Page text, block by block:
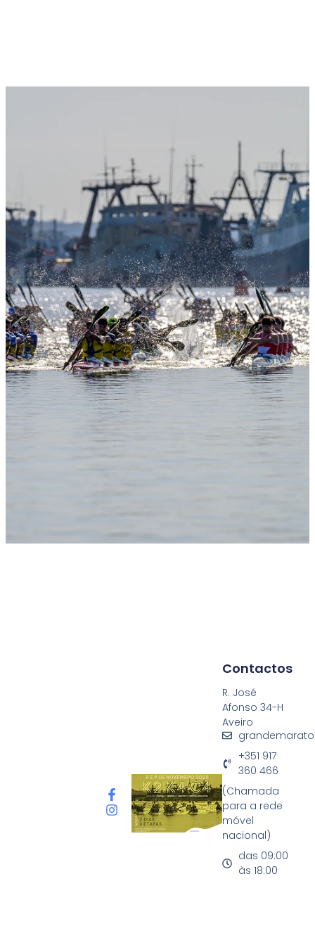
Contactos
R. José
Afonso 34-H
Aveiro
+351 917
360 466
(Chamada
para a rede
móvel
nacional)
das 09:00
às 18:00